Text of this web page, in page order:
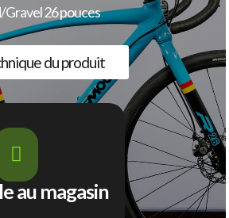
26 pouces
du produit

au magasin